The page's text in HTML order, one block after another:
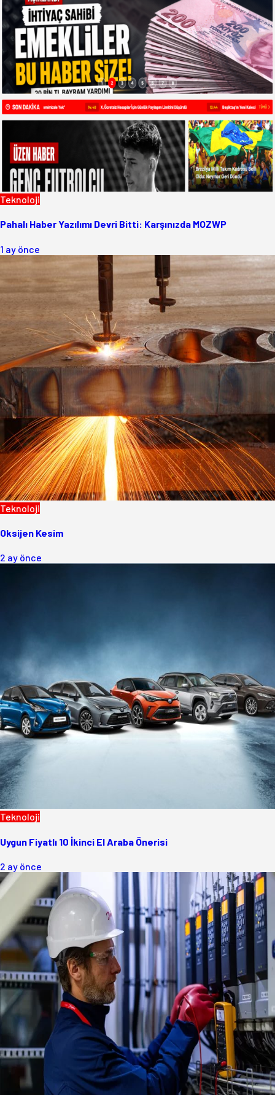
Teknoloji
Pahalı Haber Yazılımı Devri Bitti: Karşınızda MOZWP
1 ay önce
Teknoloji
Oksijen Kesim
2 ay önce
Teknoloji
Uygun Fiyatlı 10 İkinci El Araba Önerisi
2 ay önce